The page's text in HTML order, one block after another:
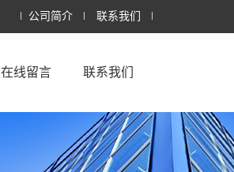
公司简介 联系我们
在线留言 联系我们